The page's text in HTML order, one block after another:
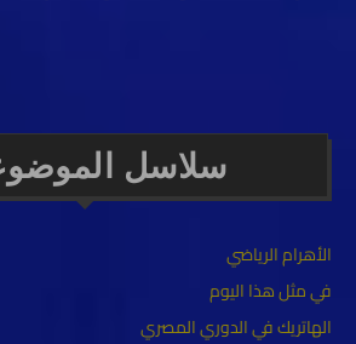
سلاسل
الأهرام الرياضي
في مثل هذا اليوم
الهاتريك في الدوري المصري